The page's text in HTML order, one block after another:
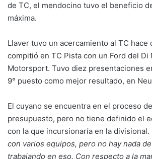
de TC, el mendocino tuvo el beneficio
máxima.
Llaver tuvo un acercamiento al TC hace
compitió en TC Pista con un Ford del Di
Motorsport. Tuvo diez presentaciones
9° puesto como mejor resultado, en
El cuyano se encuentra en el proceso
presupuesto, pero no tiene definido el
con la que incursionaría en la divisional.
con varios equipos, pero no hay nada
trabajando en eso. Con respecto a la